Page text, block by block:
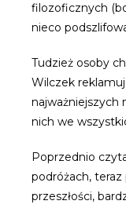
filozoficznych
nieco
Tudzież osoby
Wilczek
najważniejszych
nich we
Poprzednio
podróżach,
przeszłości,